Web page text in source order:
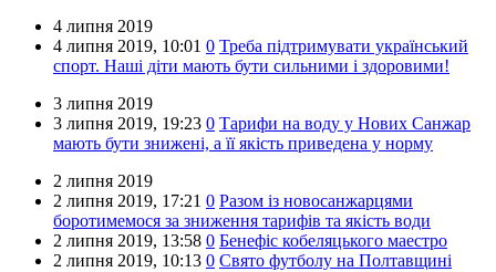
4 липня 2019
4 липня 2019, 10:01 0 Треба підтримувати український
спорт. Наші діти мають бути сильними і здоровими!
3 липня 2019
3 липня 2019, 19:23 0 Тарифи на воду у Нових Санжар
мають бути знижені, а її якість приведена у норму
2 липня 2019
2 липня 2019, 17:21 0 Разом із новосанжарцями
боротимемося за зниження тарифів та якість води
2 липня 2019, 13:58 0 Бенефіс кобеляцького маестро
2 липня 2019, 10:13 0 Свято футболу на Полтавщині